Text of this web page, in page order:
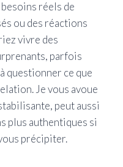
réels de
ou des réactions
vivre des
parfois
questionner ce que
Je vous avoue
peut aussi
plus authentiques si
précipiter.